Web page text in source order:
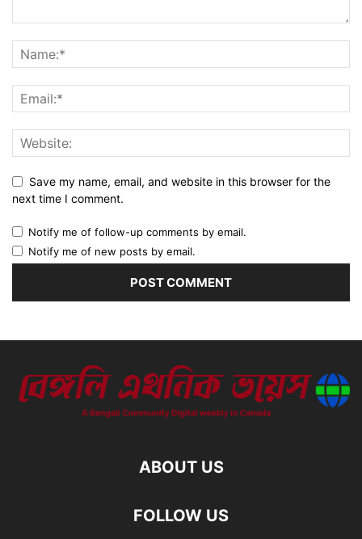
Save my name, email, and website in this browser for the
next time I comment.
Notify me of follow-up comments by email.
Notify me of new posts by email.
ABOUT US
FOLLOW US